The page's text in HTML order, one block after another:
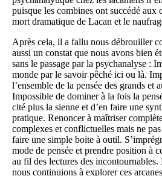
puisque les combines ont succédé aux
mort dramatique de Lacan et le
Après cela, il a fallu nous débrouiller
aussi un constat que nous avons bien
sans le passage par la psychanalyse :
monde par le savoir pêché ici ou là.
l’ensemble de la pensée des grands et
Impossible de dominer à la fois la
cité plus la sienne et d’en faire une
pratique. Renoncer à maîtriser
complexes et conflictuelles mais ne
faire une simple boite à outil.
mode de pensée et prendre position à
au fil des lectures des
nous continuions à explorer ces